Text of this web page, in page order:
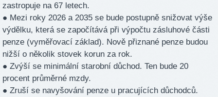
zastropuje na 67 letech.
● Mezi roky 2026 a 2035 se bude postupně snižovat výše
výdělku, která se započítává při výpočtu zásluhové části
penze (vyměřovací základ). Nově přiznané penze budou
nižší o několik stovek korun za rok.
● Zvýší se minimální starobní důchod. Ten bude 20
procent průměrné mzdy.
● Zruší se navyšování penze u pracujících důchodců.